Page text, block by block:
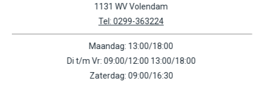
1541 WR Koog a/d Zaan
Tel: 0756159602
Maandag: 11:00/18:00
Di t/m Vr: 09:00/18:00
Zaterdag: 09:00/17:00